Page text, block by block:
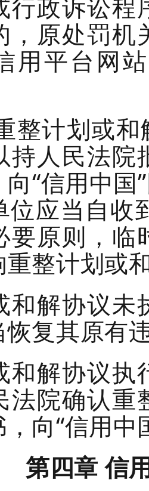
行政诉讼程
， 原处罚机
用平台网站
整计划或
持人民法院
“信用中国
位应当自收
要原则，临
整计划或
和解协议未
恢复其原有
和解协议执
法院确认重
，向“信用中
第四章 信